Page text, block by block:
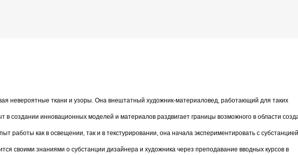
канадского художника Келвина Николса (Calvin Nicholls)
невероятные ткани и узоры. Она внештатный художник-материаловед, работающий для таких
в создании инновационных моделей и материалов раздвигает границы возможного в области
работы как в освещении, так и в текстурировании, она начала экспериментировать с субстанцией
своими знаниями о субстанции дизайнера и художника через преподавание вводных курсов в